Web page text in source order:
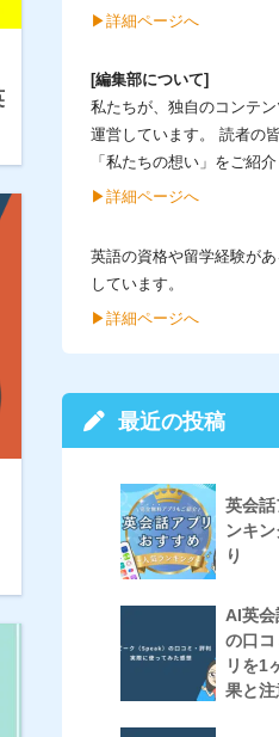
▶︎詳細ページへ
[編集部について]
私たちが、独自のコンテ
運営しています。 読者の
「私たちの想い」をご紹介
▶︎詳細ページへ
英語の資格や留学経験が
しています。
▶︎詳細ページへ
最近の投稿
英会話
ンキ
り
AI英会
の口
リを1
果と